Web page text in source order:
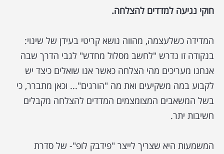
חוקי נגיעה למדדים להצלחה.
המדידה כשלעצמה, מהווה נושא קריטי בעידן של שינוי:
בנקודה זו נדרש "לחשב מסלול מחדש" לגבי הדרך שבה
אנחנו מעריכים מהי הצלחה כאשר אנו שואלים כיצד יש
לקבוע במה משקיעים ואת מה "הורגים"... וכאן מתברר, כי
בשל המשאבים המצומצמים המדדים להצלחה מקבלים
חשיבות יתר.
המשמעות היא שצריך לייצר "פידבק לופ"- של סדרת